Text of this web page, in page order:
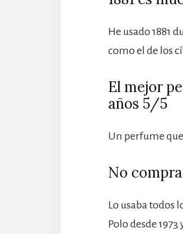
He usado 1881
como el de los
El mejor
años 5/5
Un perfume
No
Lo usaba todos
Polo desde